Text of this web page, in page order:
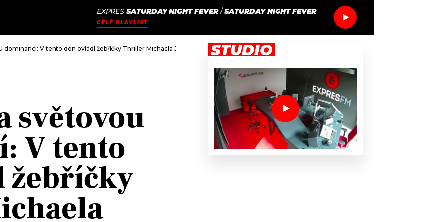
SEZNAM.CZ
EXPRES SATURDAY NIGHT FEVER/SATURDAY NIGHT FEVER
CELÝ PLAYLIST
dominancí: V tento den ovládl žebříčky Thriller Michaela Jacksona
světovou
V tento
žebříčky
STUDIO